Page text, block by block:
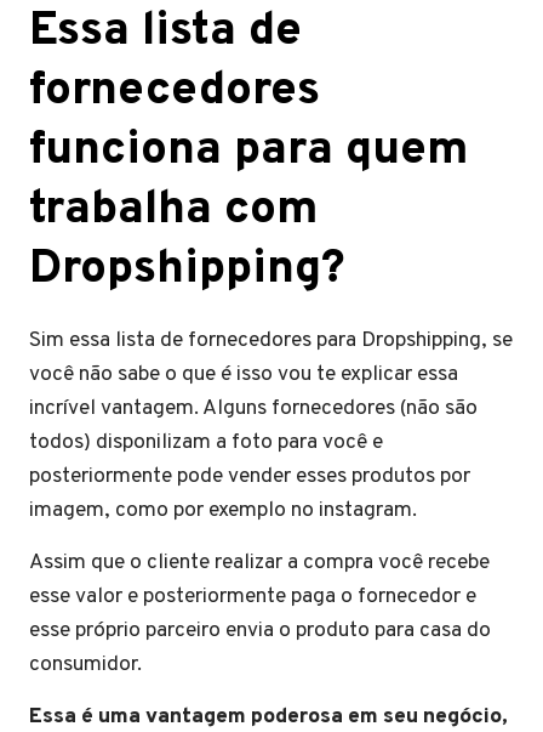
Essa lista de
fornecedores
funciona para quem
trabalha com
Dropshipping?
Sim essa lista de fornecedores para Dropshipping, se
você não sabe o que é isso vou te explicar essa
incrível vantagem. Alguns fornecedores (não são
todos) disponilizam a foto para você e
posteriormente pode vender esses produtos por
imagem, como por exemplo no instagram.
Assim que o cliente realizar a compra você recebe
esse valor e posteriormente paga o fornecedor e
esse próprio parceiro envia o produto para casa do
consumidor.
Essa é uma vantagem poderosa em seu negócio,